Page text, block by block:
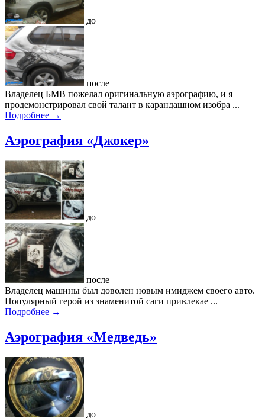
до
после
Владелец БМВ пожелал оригинальную аэрографию, и я
продемонстрировал свой талант в карандашном изобра ...
Подробнее →
Аэрография «Джокер»
до
после
Владелец машины был доволен новым имиджем своего авто.
Популярный герой из знаменитой саги привлекае ...
Подробнее →
Аэрография «Медведь»
до